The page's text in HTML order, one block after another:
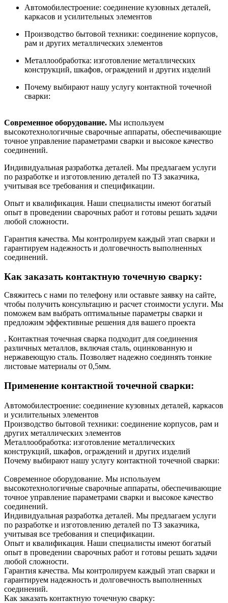
Автомобилестроение: соединение кузовных деталей,
каркасов и усилительных элементов
Производство бытовой техники: соединение корпусов,
рам и других металлических элементов
Металлообработка: изготовление металлических
конструкций, шкафов, ограждений и других изделий
Почему выбирают нашу услугу контактной точечной
сварки:
Современное оборудование. Мы используем
высокотехнологичные сварочные аппараты, обеспечивающие
точное управление параметрами сварки и высокое качество
соединений.
Индивидуальная разработка деталей. Мы предлагаем услуги
по разработке и изготовлению деталей по ТЗ заказчика,
учитывая все требования и спецификации.
Опыт и квалификация. Наши специалисты имеют богатый
опыт в проведении сварочных работ и готовы решать задачи
любой сложности.
Гарантия качества. Мы контролируем каждый этап сварки и
гарантируем надежность и долговечность выполненных
соединений.
Как заказать контактную точечную сварку:
Свяжитесь с нами по телефону или оставьте заявку на сайте,
чтобы получить консультацию и расчет стоимости услуги. Мы
поможем вам выбрать оптимальные параметры сварки и
предложим эффективные решения для вашего проекта
. Контактная точечная сварка подходит для соединения
различных металлов, включая сталь, оцинкованную и
нержавеющую сталь. Позволяет надежно соединять тонкие
листовые материалы от 0,5мм.
Применение контактной точечной сварки:
Автомобилестроение: соединение кузовных деталей, каркасов
и усилительных элементов
Производство бытовой техники: соединение корпусов, рам и
других металлических элементов
Металлообработка: изготовление металлических
конструкций, шкафов, ограждений и других изделий
Почему выбирают нашу услугу контактной точечной сварки:
Современное оборудование. Мы используем
высокотехнологичные сварочные аппараты, обеспечивающие
точное управление параметрами сварки и высокое качество
соединений.
Индивидуальная разработка деталей. Мы предлагаем услуги
по разработке и изготовлению деталей по ТЗ заказчика,
учитывая все требования и спецификации.
Опыт и квалификация. Наши специалисты имеют богатый
опыт в проведении сварочных работ и готовы решать задачи
любой сложности.
Гарантия качества. Мы контролируем каждый этап сварки и
гарантируем надежность и долговечность выполненных
соединений.
Как заказать контактную точечную сварку: